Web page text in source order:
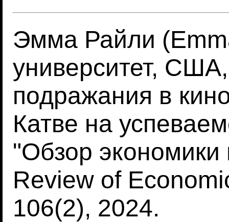
Эмма Райли
университет,
подражания в
Катве на
"Обзор экономики
Review of
106(2), 2024.